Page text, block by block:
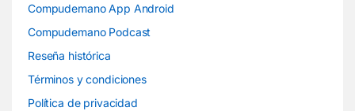
Compudemano App Android
Compudemano Podcast
Reseña histórica
Términos y condiciones
Política de privacidad